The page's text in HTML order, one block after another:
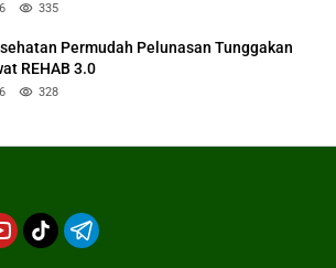
335
Permudah Pelunasan Tunggakan
REHAB 3.0
328